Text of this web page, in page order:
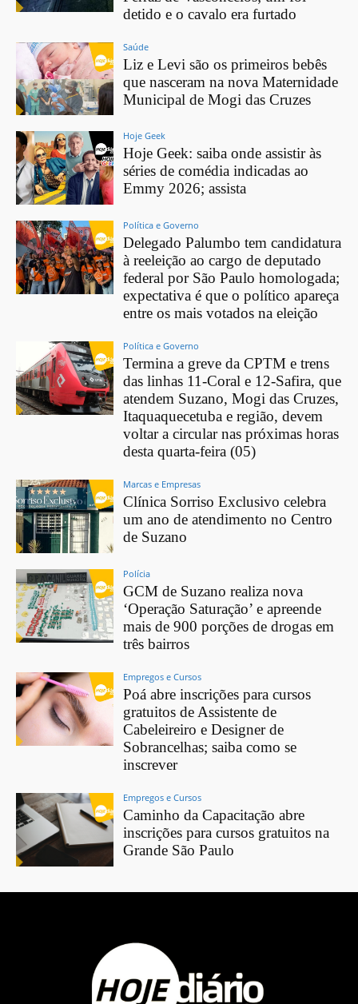
detido e o cavalo era furtado
Saúde
Liz e Levi são os primeiros bebês
que nasceram na nova Maternidade
Municipal de Mogi das Cruzes
Hoje Geek
Hoje Geek: saiba onde assistir às
séries de comédia indicadas ao
Emmy 2026; assista
Política e Governo
Delegado Palumbo tem candidatura
à reeleição ao cargo de deputado
federal por São Paulo homologada;
expectativa é que o político apareça
entre os mais votados na eleição
Política e Governo
Termina a greve da CPTM e trens
das linhas 11-Coral e 12-Safira, que
atendem Suzano, Mogi das Cruzes,
Itaquaquecetuba e região, devem
voltar a circular nas próximas horas
desta quarta-feira (05)
Marcas e Empresas
Clínica Sorriso Exclusivo celebra
um ano de atendimento no Centro
de Suzano
Polícia
GCM de Suzano realiza nova
‘Operação Saturação’ e apreende
mais de 900 porções de drogas em
três bairros
Empregos e Cursos
Poá abre inscrições para cursos
gratuitos de Assistente de
Cabeleireiro e Designer de
Sobrancelhas; saiba como se
inscrever
Empregos e Cursos
Caminho da Capacitação abre
inscrições para cursos gratuitos na
Grande São Paulo